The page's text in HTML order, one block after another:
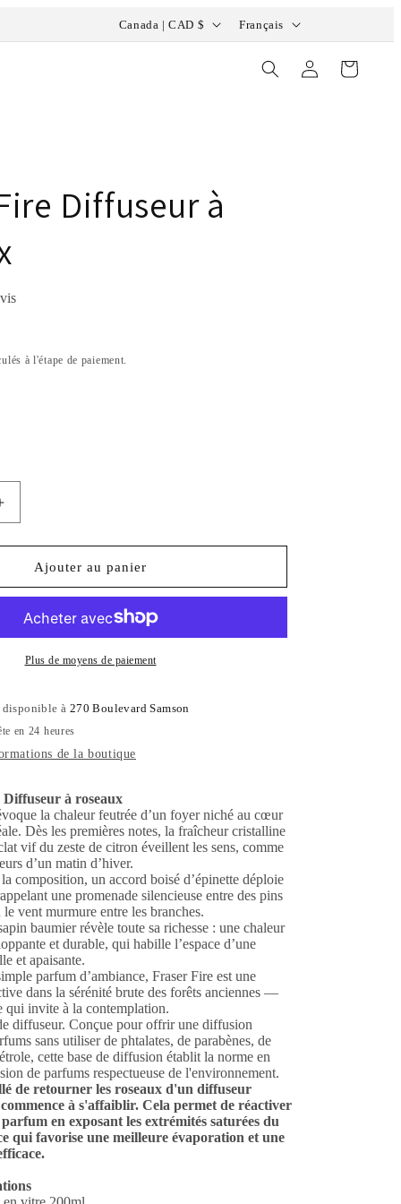
Bienvenue dans notre boutique
P
a
é
g
Canada | CAD $
a
Français
Connexion Panier
Diffuseur à
à l'étape de paiement.
Augmenter
Diffuseur
roseaux
Ajouter au panier
Plus de moyens de paiement
disponible à 270 Boulevard Samson
en 24 heures
de la boutique
à roseaux
la chaleur feutrée d’un foyer niché au cœur
Dès les premières notes, la fraîcheur cristalline
vif du zeste de citron éveillent les sens, comme
d’un matin d’hiver.
composition, un accord boisé d’épinette déploie
une promenade silencieuse entre des pins
le vent murmure entre les branches.
baumier révèle toute sa richesse : une chaleur
et durable, qui habille l’espace d’une
et apaisante.
parfum d’ambiance, Fraser Fire est une
dans la sérénité brute des forêts anciennes —
qui invite à la contemplation.
diffuseur. Conçue pour offrir une diffusion
sans utiliser de phtalates, de parabènes, de
cette base de diffusion établit la norme en
de parfums respectueuse de l'environnement.
de retourner les roseaux d'un diffuseur
à s'affaiblir. Cela permet de réactiver
en exposant les extrémités saturées du
qui favorise une meilleure évaporation et une